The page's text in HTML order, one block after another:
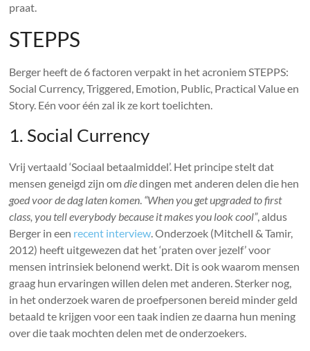
praat.
STEPPS
Berger heeft de 6 factoren verpakt in het acroniem STEPPS:
Social Currency, Triggered, Emotion, Public, Practical Value en
Story. Eén voor één zal ik ze kort toelichten.
1. Social Currency
Vrij vertaald ‘Sociaal betaalmiddel’. Het principe stelt dat
mensen geneigd zijn omdiedingen met anderen delen die hen
goed voor de dag laten komen. “When you get upgraded to first
class, you tell everybody because it makes you look cool”, aldus
Berger in een recent interview. Onderzoek (Mitchell & Tamir,
2012) heeft uitgewezen dat het ‘praten over jezelf’ voor
mensen intrinsiek belonend werkt. Dit is ook waarom mensen
graag hun ervaringen willen delen met anderen. Sterker nog,
in het onderzoek waren de proefpersonen bereid minder geld
betaald te krijgen voor een taak indien ze daarna hun mening
over die taak mochten delen met de onderzoekers.